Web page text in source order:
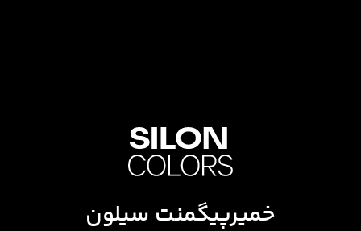
خمیرپیگمنت سیلون